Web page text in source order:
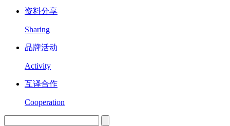
资料分享
Sharing
品牌活动
Activity
互译合作
Cooperation